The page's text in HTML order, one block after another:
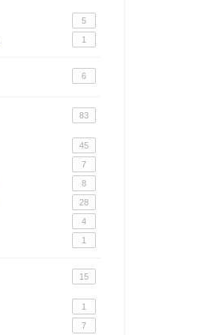
5
1
6
83
45
7
8
28
4
1
15
1
7